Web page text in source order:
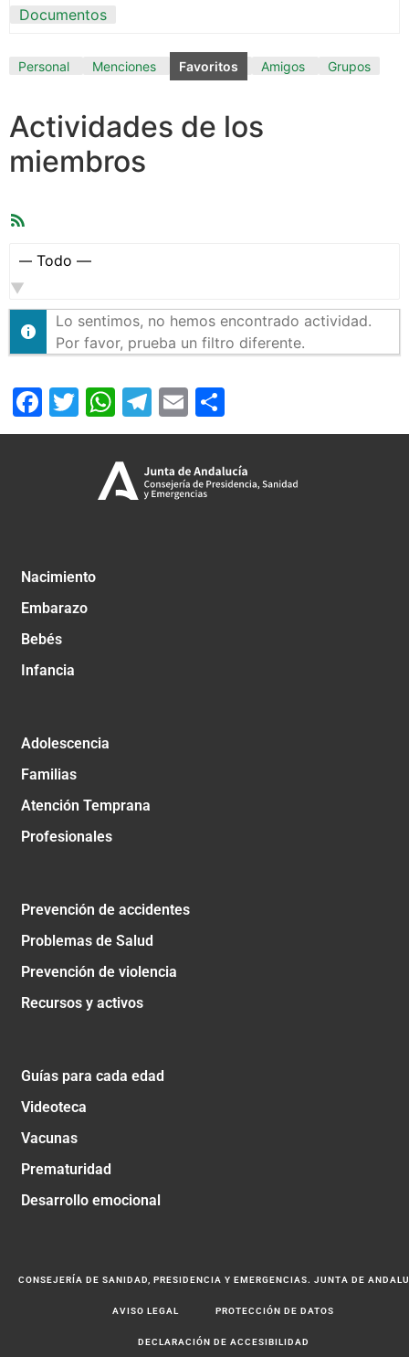
Documentos
Personal Menciones Favoritos Amigos Grupos
Actividades de los
miembros
Mostrar:
Lo sentimos, no hemos encontrado actividad.
Por favor, prueba un filtro diferente.
Facebook
Twitter
WhatsApp
Telegram
Email
Nacimiento
Embarazo
Bebés
Infancia
Adolescencia
Familias
Atención Temprana
Profesionales
Prevención de accidentes
Problemas de Salud
Prevención de violencia
Recursos y activos
Guías para cada edad
Videoteca
Vacunas
Prematuridad
Desarrollo emocional
CONSEJERÍA DE SANIDAD, PRESIDENCIA Y EMERGENCIAS. JUNTA DE
AVISO LEGAL PROTECCIÓN DE DATOS
DECLARACIÓN DE ACCESIBILIDAD